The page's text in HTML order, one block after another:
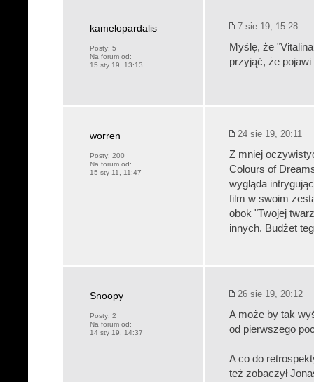
kamelopardalis
Posty: 5
Na forum od:
15 sty 19, 13:13
7 sie 19, 15:28
Myślę, że
przyjąć, że pojawi
worren
Posty: 200
Na forum od:
15 sty 11, 11:47
24 sie 19, 20:11
Z mniej
Colours of
wygląda
film w swoim
obok "Twojej
innych. Budżet
Snoopy
Posty: 2
Na forum od:
14 sty 19, 14:37
26 sie 19, 20:12
A może by tak
od pierwszego
A co do
też zobaczył